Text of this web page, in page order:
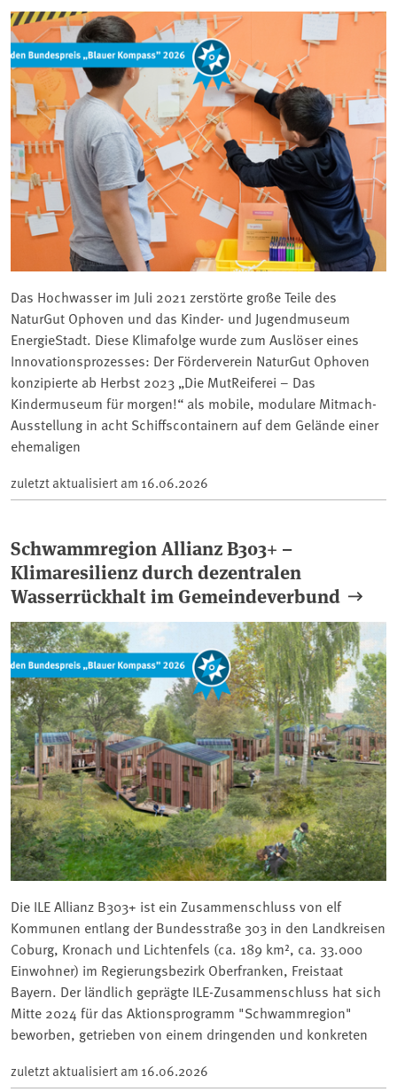
Das Hochwasser im Juli 2021 zerstörte große Teile des
NaturGut Ophoven und das Kinder- und Jugendmuseum
EnergieStadt. Diese Klimafolge wurde zum Auslöser eines
Innovationsprozesses: Der Förderverein NaturGut Ophoven
konzipierte ab Herbst 2023 „Die MutReiferei – Das
Kindermuseum für morgen!“ als mobile, modulare Mitmach-
Ausstellung in acht Schiffscontainern auf dem Gelände einer
ehemaligen
zuletzt aktualisiert am 16.06.2026
Schwammregion Allianz B303+ –
Klimaresilienz durch dezentralen
Wasserrückhalt im Gemeindeverbund
Die ILE Allianz B303+ ist ein Zusammenschluss von elf
Kommunen entlang der Bundesstraße 303 in den Landkreisen
Coburg, Kronach und Lichtenfels (ca. 189 km², ca. 33.000
Einwohner) im Regierungsbezirk Oberfranken, Freistaat
Bayern. Der ländlich geprägte ILE-Zusammenschluss hat sich
Mitte 2024 für das Aktionsprogramm "Schwammregion"
beworben, getrieben von einem dringenden und konkreten
zuletzt aktualisiert am 16.06.2026